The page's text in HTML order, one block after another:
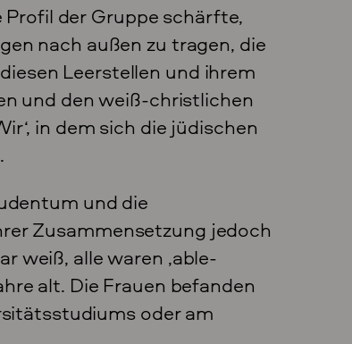
der Gruppe schärfte,
nach außen zu tragen, die
Leerstellen und ihrem
und den weiß-christlichen
in dem sich die jüdischen
und die
Zusammensetzung jedoch
weiß, alle waren ‚able-
alt. Die Frauen befanden
oder am